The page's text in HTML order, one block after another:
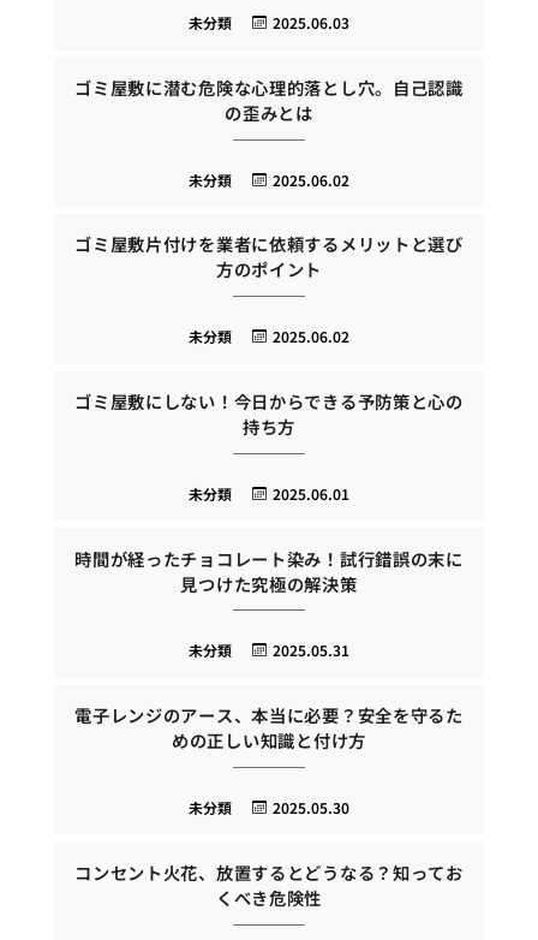
2025.06.03
未分類
ゴミ屋敷に潜む危険な心理的落とし穴。自己認識
の歪みとは
2025.06.02
未分類
ゴミ屋敷片付けを業者に依頼するメリットと選び
方のポイント
2025.06.02
未分類
ゴミ屋敷にしない！今日からできる予防策と心の
持ち方
2025.06.01
未分類
時間が経ったチョコレート染み！試行錯誤の末に
見つけた究極の解決策
2025.05.31
未分類
電子レンジのアース、本当に必要？安全を守るた
めの正しい知識と付け方
2025.05.30
未分類
コンセント火花、放置するとどうなる？知ってお
くべき危険性